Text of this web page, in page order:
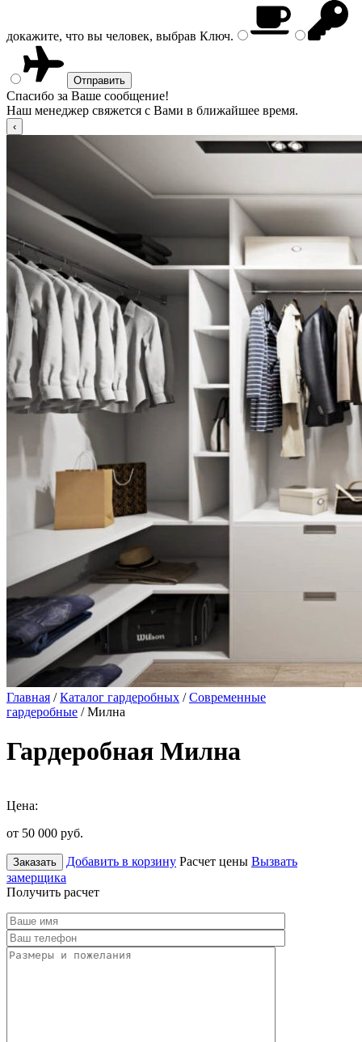
докажите, что вы человек, выбрав Ключ.
Спасибо за Ваше сообщение!
Наш менеджер свяжется с Вами в ближайшее время.
Главная /Каталог гардеробных /Современные
гардеробные / Милна
Гардеробная Милна
Цена:
от 50 000 руб.
Заказать Добавить в корзину Расчет цены Вызвать
замерщика
Получить расчет